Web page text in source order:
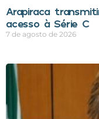
Arapiraca
acesso à Série C
7 de agosto de 2026